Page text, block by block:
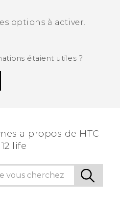
options à activer.
étaient utiles ?
a propos de HTC
life